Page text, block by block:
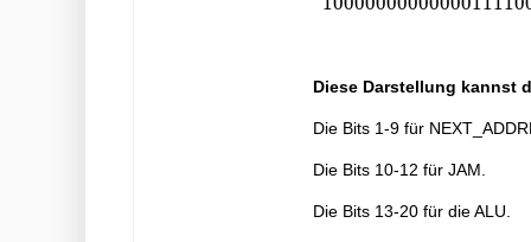
{42}\end{array}
010 0011} \\
{0 1000 0110
0000 0010 0
{0 1000 0111
Diese Darstellung kannst
Die Bits 1-9 für
Die Bits 10-12 für JAM.
Die Bits 13-20 für die ALU.